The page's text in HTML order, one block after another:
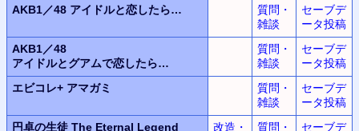
AKB1／48 アイドルと恋したら…
質問・
雑談
セーブデ
ータ投稿
AKB1／48
アイドルとグアムで恋したら…
質問・
雑談
セーブデ
ータ投稿
エビコレ+ アマガミ
質問・
雑談
セーブデ
ータ投稿
円卓の生徒 The Eternal Legend
改造・
質問・
セーブデ